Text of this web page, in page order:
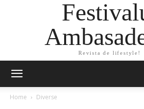
Revista de lifestyle!
Home Diverse